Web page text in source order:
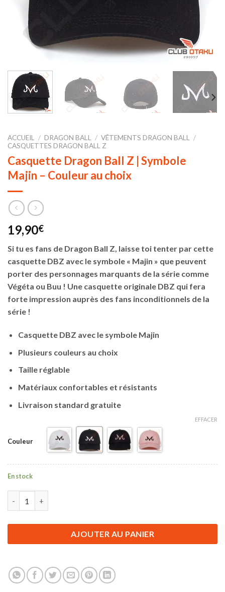
ACCUEIL / DRAGON BALL / VÊTEMENTS DRAGON BALL
/
CASQUETTES DRAGON BALL Z
Casquette Dragon Ball Z | Symbole
Majin – Couleur au choix
19,90€
Si tu es fans de Dragon Ball Z, laisse toi tenter par cette
casquette DBZ avec le symbole « Majin » que peuvent
porter des personnages marquants de la série comme
Végéta ou Buu ! Une casquette originale DBZ qui fera
forte impression auprès des fans inconditionnels de la
série !
Casquette DBZ avec le symbole Majin
Plusieurs couleurs au choix
Taille réglable
Matériaux confortables et résistants
Livraison standard gratuite
Couleur
EFFACER
En stock
AJOUTER AU PANIER